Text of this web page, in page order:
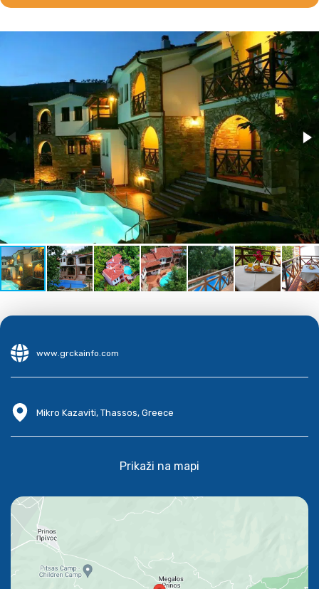
www.grckainfo.com
Mikro Kazaviti, Thassos, Greece
Prikaži na mapi